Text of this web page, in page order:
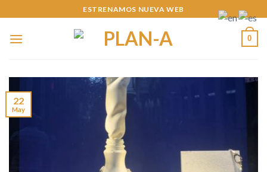
to
content
ESTRENAMOS NUEVA WEB
0
22
May